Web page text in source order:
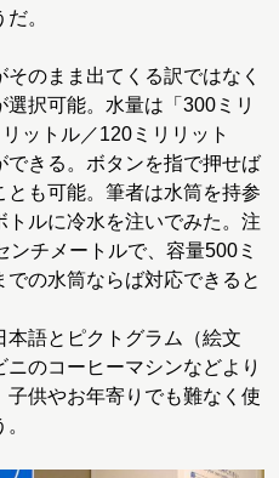
。
のまま出てくる訳ではなく
選択可能。水量は「300ミリ
ットル／120ミリリット
できる。ボタンを指で押せば
とも可能。筆者は水筒を持参
トルに冷水を注いでみた。注
ンチメートルで、容量500ミ
での水筒ならば対応できると
語とピクトグラム（絵文
のコーヒーマシンなどより
子供やお年寄りでも難なく使